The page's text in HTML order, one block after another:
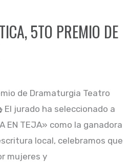
5TO PREMIO DE
de Dramaturgia Teatro
El jurado ha seleccionado a
EN TEJA» como la ganadora
local, celebramos que
mujeres y